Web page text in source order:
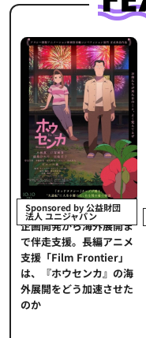
Sponsored by 公益財団
法人 ユニジャパン
企画開発から海外展開ま
で伴走支援。長編アニメ
支援「Film Frontier」
は、『ホウセンカ』の海
外展開をどう加速させた
のか